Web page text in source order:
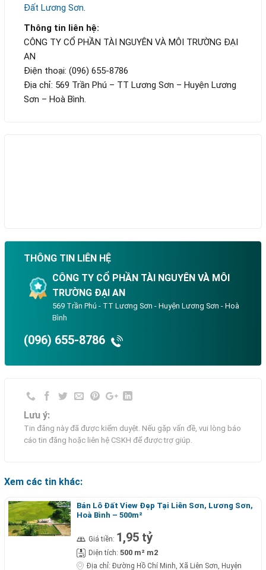
Đất Lương Sơn.
Thông tin liên hệ:
CÔNG TY CỔ PHẦN TÀI NGUYÊN VÀ MÔI TRƯỜNG ĐẠI
AN
Điện thoại: (096) 655-8786
Địa chỉ: 569 Trần Phú – TT Lương Sơn – Huyện Lương
Sơn – Hoà Bình.
THÔNG TIN LIÊN HỆ
CÔNG TY CỔ PHẦN TÀI NGUYÊN VÀ MÔI
TRƯỜNG ĐẠI AN
569 Trần Phú - TT Lương Sơn - Huyện Lương Sơn - Hoà
Bình
(096) 655-8786
Lưu ý:
Tin đăng này đã được kiểm duyệt. Nếu gặp vấn đề, vui lòng báo
cáo tin đăng hoặc liên hệ CSKH để được trợ giúp.
Xem các tin khác:
Bán Lô Đất View Đẹp Tại Liên Sơn, Lương Sơn,
Hoà Bình – 500m²
Giá tiền: 1,95 tỷ
Diện tích: 500 m² m2
Địa chỉ: Đường Hồ Chí Minh, Xã Liên Sơn, Huyện